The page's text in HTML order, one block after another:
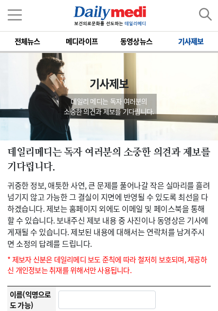
전체뉴스 메디라이프 동영상뉴스 기사제보
기사제보
데일리 메디는 독자 여러분의
소중한 의견과 제보를 기다립니다.
데일리메디는 독자 여러분의 소중한 의견과 제보를
기다립니다.
귀중한 정보, 애틋한 사연, 큰 문제를 풀어나갈 작은 실마리를 흘려
넘기지 않고 가능한 그 결실이 지면에 반영될 수 있도록 최선을 다
하겠습니다. 제보는 홈페이지 외에도 이메일 및 페이스북을 통해
할 수 있습니다. 보내주신 제보 내용 중 사진이나 동영상은 기사에
게재될 수 있습니다. 제보된 내용에 대해서는 연락처를 남겨주시
면 소정의 답례를 드립니다.
* 제보자 신분은 데일리메디 보도 준칙에 따라 철저히 보호되며, 제공하
신 개인정보는 취재를 위해서만 사용됩니다.
이름(익명으로
도 가능)